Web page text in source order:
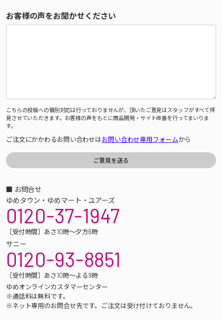
お客様の声をお聞かせください
こちらの投稿への個別対応は行っておりませんが、頂いたご意見はスタッフがすべて拝
見させていただきます。お客様の声をもとに商品開発・サイト改善を行ってまいりま
す。
ご注文にかかわるお問い合わせはお問い合わせ専用フォームから
■ お問合せ
ゆめタウン・ゆめマート・ユアーズ
0120-37-1947
［受付時間］あさ10時～夕方6時
サニー
0120-93-8851
［受付時間］あさ10時～よる9時
ゆめオンラインカスタマーセンター
※通話料は無料です。
※ネット専用のお問合せ先です。ご注文は受け付けておりません。